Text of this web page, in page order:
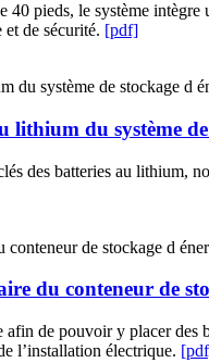
40 pieds, le système
de sécurité. [pdf]
lithium du système
des batteries au lithium,
du conteneur de
afin de pouvoir y placer
l’installation électrique.